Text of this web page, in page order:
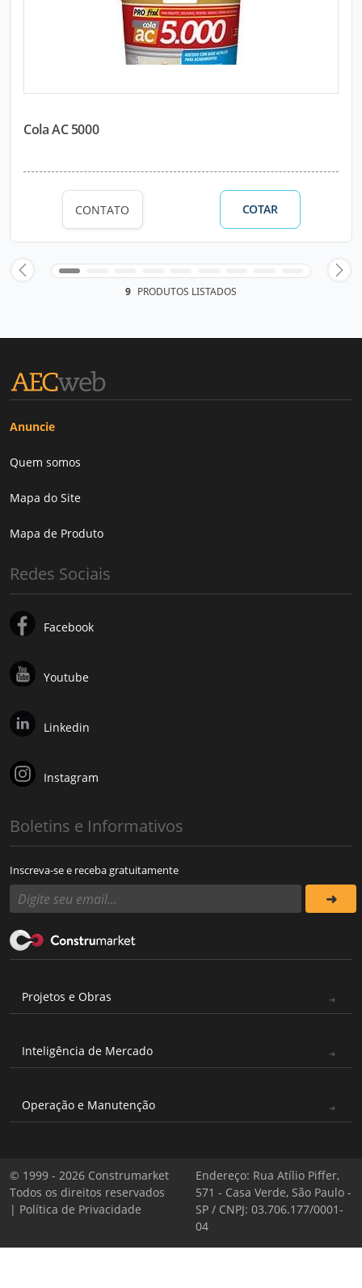
Cola AC 5000
CONTATO COTAR
9 PRODUTOS LISTADOS
Anuncie
Quem somos
Mapa do Site
Mapa de Produto
Redes Sociais
Facebook
Youtube
Linkedin
Instagram
Boletins e Informativos
Inscreva-se e receba gratuitamente
Projetos e Obras
Inteligência de Mercado
Operação e Manutenção
© 1999 - 2026 Construmarket
Todos os direitos reservados
| Política de Privacidade
Endereço: Rua Atílio Piffer,
571 - Casa Verde, São Paulo -
SP / CNPJ: 03.706.177/0001-
04